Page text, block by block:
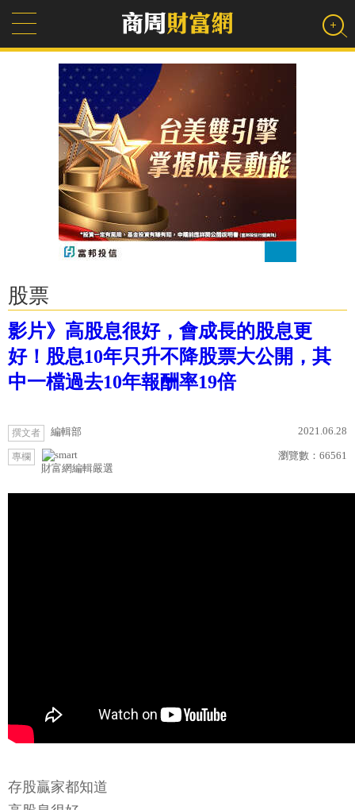
股票
影片》高股息很好，會成長的股息更
好！股息10年只升不降股票大公開，其
中一檔過去10年報酬率19倍
撰文者 編輯部 2021.06.28
專欄
財富網編輯嚴選
瀏覽數： 66561
存股贏家都知道